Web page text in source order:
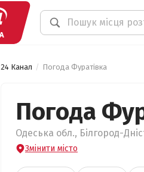
24 Канал Погода Фуратівка
Погода
Одеська обл., Білгород-
Змінити місто